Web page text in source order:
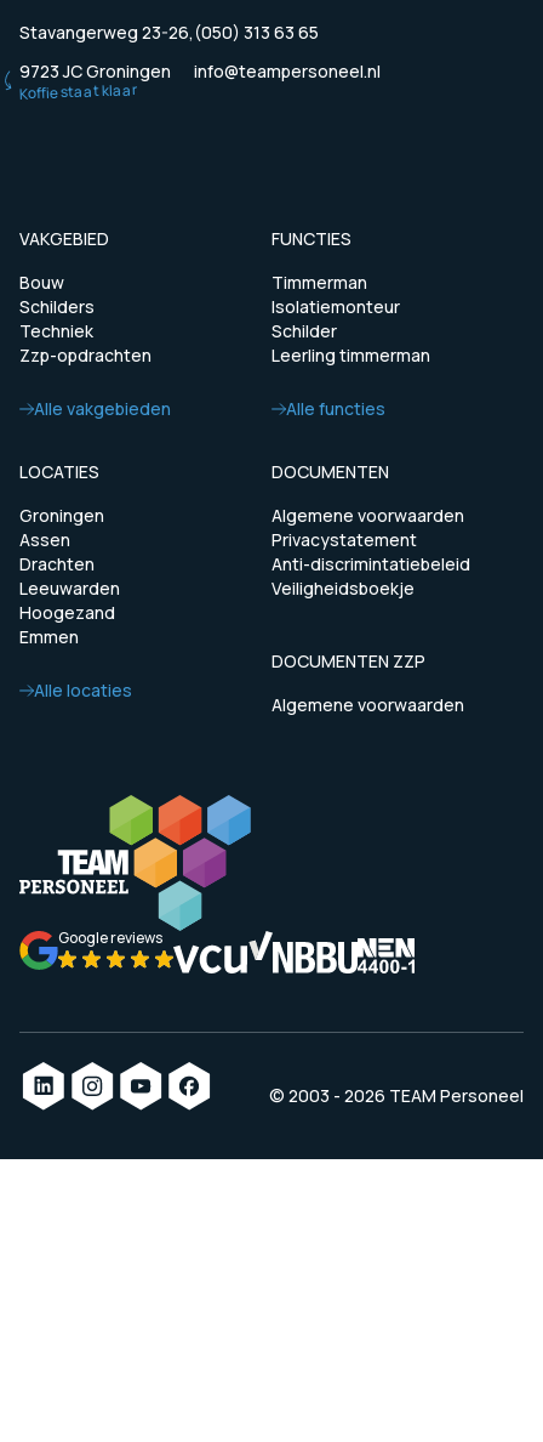
Stavangerweg 23-26,
9723 JC Groningen
Koffie staat klaar
(050) 313 63 65
info@teampersoneel.nl
VAKGEBIED
Bouw
Schilders
Techniek
Zzp-opdrachten
Alle vakgebieden
FUNCTIES
Timmerman
Isolatiemonteur
Schilder
Leerling timmerman
Alle functies
LOCATIES
Groningen
Assen
Drachten
Leeuwarden
Hoogezand
Emmen
Alle locaties
DOCUMENTEN
Algemene voorwaarden
Privacystatement
Anti-discrimintatiebeleid
Veiligheidsboekje
DOCUMENTEN ZZP
Algemene voorwaarden
Google reviews
© 2003 - 2026 TEAM Personeel